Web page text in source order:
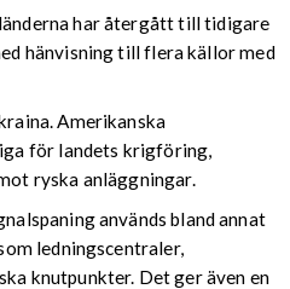
har återgått till tidigare
hänvisning till flera källor med
Amerikanska
för landets krigföring,
ryska anläggningar.
används bland annat
ledningscentraler,
knutpunkter. Det ger även en